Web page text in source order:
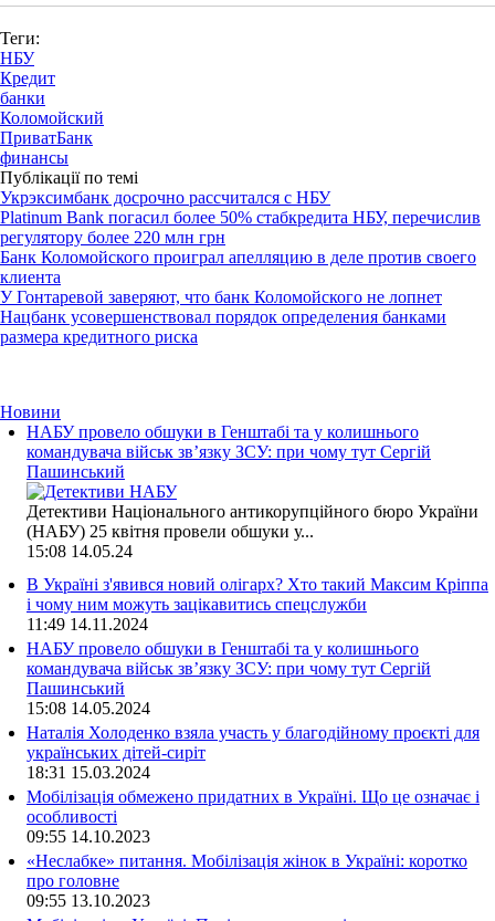
Теги:
НБУ
Кредит
банки
Коломойский
ПриватБанк
финансы
Публікації по темі
Укрэксимбанк досрочно рассчитался с НБУ
Platinum Bank погасил более 50% стабкредита НБУ, перечислив
регулятору более 220 млн грн
Банк Коломойского проиграл апелляцию в деле против своего
клиента
У Гонтаревой заверяют, что банк Коломойского не лопнет
Нацбанк усовершенствовал порядок определения банками
размера кредитного риска
Новини
НАБУ провело обшуки в Генштабі та у колишнього
командувача військ зв’язку ЗСУ: при чому тут Сергій
Пашинський
Детективи Національного антикорупційного бюро України
(НАБУ) 25 квітня провели обшуки у...
15:08 14.05.24
В Україні з'явився новий олігарх? Хто такий Максим Кріппа
і чому ним можуть зацікавитись спецслужби
11:49 14.11.2024
НАБУ провело обшуки в Генштабі та у колишнього
командувача військ зв’язку ЗСУ: при чому тут Сергій
Пашинський
15:08 14.05.2024
Наталія Холоденко взяла участь у благодійному проєкті для
українських дітей-сиріт
18:31 15.03.2024
Мобілізація обмежено придатних в Україні. Що це означає і
особливості
09:55 14.10.2023
«Неслабке» питання. Мобілізація жінок в Україні: коротко
про головне
09:55 13.10.2023